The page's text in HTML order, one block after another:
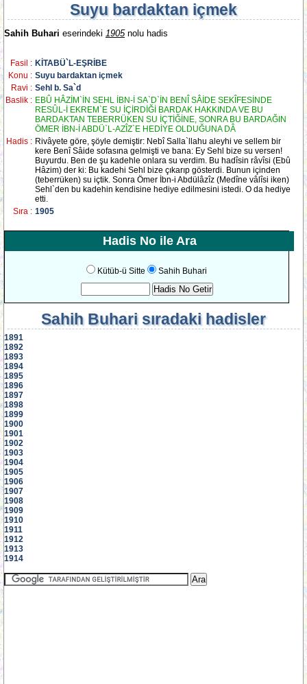
Suyu bardaktan içmek
Sahih Buhari eserindeki 1905nolu hadis
Fasil : KİTABÜ`L-EŞRİBE
Konu : Suyu bardaktan içmek
Ravi : Sehl b. Sa`d
Baslik : EBÛ HÂZİM`İN SEHL İBN-İ SA`D`İN BENÎ SÂİDE SEKÎFESİNDE
RESÛL-İ EKREM`E SU İÇİRDİĞİ BARDAK HAKKINDA VE BU
BARDAKTAN TEBERRÜKEN SU İÇTİĞİNE, SONRA BU BARDAĞIN
ÖMER İBN-İ ABDÜ`L-AZÎZ`E HEDİYE OLDUĞUNA DÂ
Hadis : Rivâyete göre, şöyle demiştir: Nebî Salla`llahu aleyhi ve sellem bir
kere Benî Sâide sofasına gelmişti ve bana: Ey Sehl bize su versen!
Buyurdu. Ben de şu kadehle onlara su verdim. Bu hadîsin râvîsi (Ebû
Hâzim) der ki: Bu kadehi Sehl bize çıkarıp gösterdi. Bunun içinden
(teberrüken) su içtik. Sonra Ömer İbn-i Abdülâzîz (Medîne vâlîsi iken)
Sehl`den bu kadehin kendisine hediye edilmesini istedi. O da hediye
etti.
Sıra : 1905
Hadis No ile Ara
Kütüb-ü Sitte Sahih Buhari
Sahih Buharisıradaki hadisler
1891
1892
1893
1894
1895
1896
1897
1898
1899
1900
1901
1902
1903
1904
1905
1906
1907
1908
1909
1910
1911
1912
1913
1914